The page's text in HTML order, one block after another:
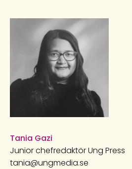
Tania Gazi
Junior chefredaktör Ung Press
tania@ungmedia.se